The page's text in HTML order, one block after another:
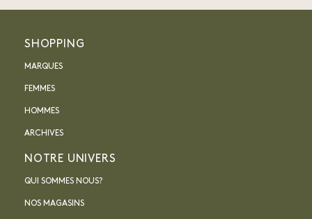
SHOPPING
MARQUES
FEMMES
HOMMES
ARCHIVES
NOTRE UNIVERS
QUI SOMMES NOUS?
NOS MAGASINS